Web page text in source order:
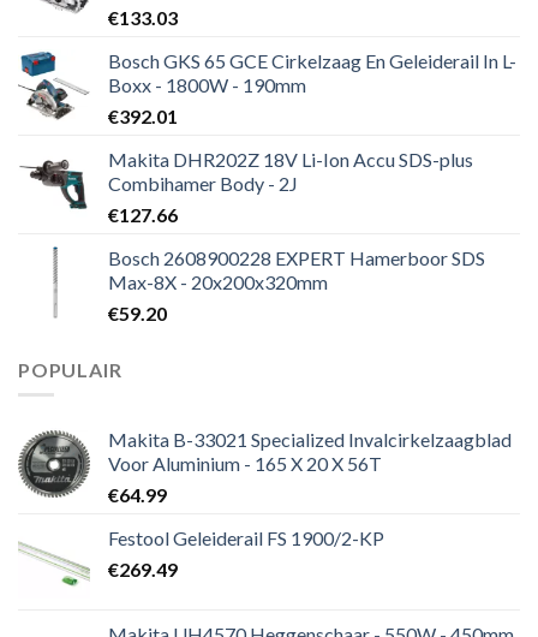
€133.03
Bosch GKS 65 GCE Cirkelzaag En Geleiderail In L-
Boxx - 1800W - 190mm
€392.01
Makita DHR202Z 18V Li-Ion Accu SDS-plus
Combihamer Body - 2J
€127.66
Bosch 2608900228 EXPERT Hamerboor SDS
Max-8X - 20x200x320mm
€59.20
POPULAIR
Makita B-33021 Specialized Invalcirkelzaagblad
Voor Aluminium - 165 X 20 X 56T
€64.99
Festool Geleiderail FS 1900/2-KP
€269.49